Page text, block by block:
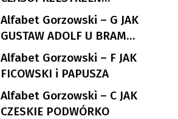
NUTTGENSA
Alfabet Gorzowski – G JAK
GUSTAW ADOLF U BRAM
LANDSBERGA
Alfabet Gorzowski – F JAK
FICOWSKI i PAPUSZA
Alfabet Gorzowski – C JAK
CZESKIE PODWÓRKO